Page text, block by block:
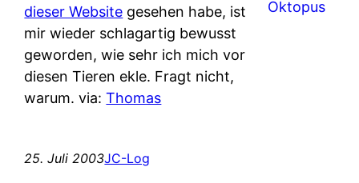
dieser Website gesehen habe, ist
mir wieder schlagartig bewusst
geworden, wie sehr ich mich vor
diesen Tieren ekle. Fragt nicht,
warum. via:Thomas
25. Juli 2003JC-Log